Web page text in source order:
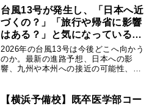
介します。
台風13号が発生し、「日本へ近
づくの？」「旅行や帰省に影響
はある？」と気になっている方
も多いのではないでしょうか。
2026年の台風13号は今後どこへ向かう
のか。最新の進路予想、日本への影
響、九州や本州への接近の可能性、飛
は随時更新。
【横浜予備校】既卒医学部コー